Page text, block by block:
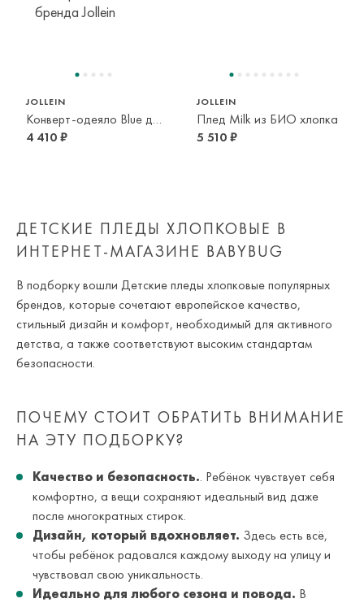
JOLLEIN
Конверт-одеяло Blue для коляски и автокресла
4 410 ₽
JOLLEIN
Плед Milk из БИО хлопка
5 510 ₽
ДЕТСКИЕ ПЛЕДЫ ХЛОПКОВЫЕ В
ИНТЕРНЕТ-МАГАЗИНЕ BABYBUG
В подборку вошли Детские пледы хлопковые популярных
брендов, которые сочетают европейское качество,
стильный дизайн и комфорт, необходимый для активного
детства, а также соответствуют высоким стандартам
безопасности.
ПОЧЕМУ СТОИТ ОБРАТИТЬ ВНИМАНИЕ
НА ЭТУ ПОДБОРКУ?
Качество и безопасность.. Ребёнок чувствует себя
комфортно, а вещи сохраняют идеальный вид даже
после многократных стирок.
Дизайн, который вдохновляет. Здесь есть всё,
чтобы ребёнок радовался каждому выходу на улицу и
чувствовал свою уникальность.
Идеально для любого сезона и повода. В